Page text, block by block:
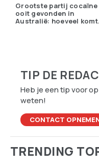
Grootste partij cocaïne
ooit gevonden in
Australië: hoeveel komt
TIP DE
Heb je een tip voor
weten!
CONTACT
TRENDING